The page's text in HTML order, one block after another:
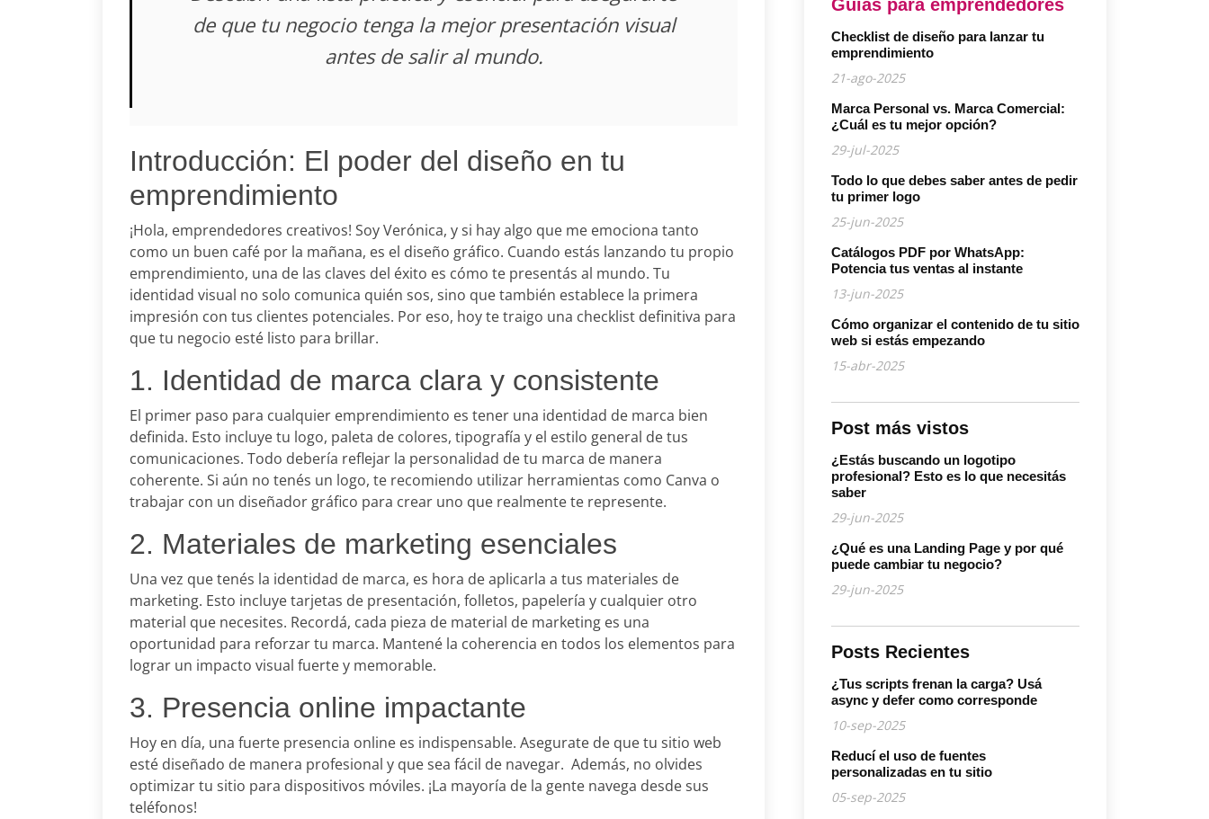
de que tu negocio tenga la mejor presentación visual
antes de salir al mundo.
Introducción: El poder del diseño en tu
emprendimiento
¡Hola, emprendedores creativos! Soy Verónica, y si hay algo que me emociona tanto
como un buen café por la mañana, es el diseño gráfico. Cuando estás lanzando tu propio
emprendimiento, una de las claves del éxito es cómo te presentás al mundo. Tu
identidad visual no solo comunica quién sos, sino que también establece la primera
impresión con tus clientes potenciales. Por eso, hoy te traigo una checklist definitiva para
que tu negocio esté listo para brillar.
1. Identidad de marca clara y consistente
El primer paso para cualquier emprendimiento es tener una identidad de marca bien
definida. Esto incluye tu logo, paleta de colores, tipografía y el estilo general de tus
comunicaciones. Todo debería reflejar la personalidad de tu marca de manera
coherente. Si aún no tenés un logo, te recomiendo utilizar herramientas como Canva o
trabajar con un diseñador gráfico para crear uno que realmente te represente.
2. Materiales de marketing esenciales
Una vez que tenés la identidad de marca, es hora de aplicarla a tus materiales de
marketing. Esto incluye tarjetas de presentación, folletos, papelería y cualquier otro
material que necesites. Recordá, cada pieza de material de marketing es una
oportunidad para reforzar tu marca. Mantené la coherencia en todos los elementos para
lograr un impacto visual fuerte y memorable.
3. Presencia online impactante
Hoy en día, una fuerte presencia online es indispensable. Asegurate de que tu sitio web
esté diseñado de manera profesional y que sea fácil de navegar. Además, no olvides
optimizar tu sitio para dispositivos móviles. ¡La mayoría de la gente navega desde sus
teléfonos!
Guías para emprendedores
Checklist de diseño para lanzar tu
emprendimiento
21-ago-2025
Marca Personal vs. Marca Comercial:
¿Cuál es tu mejor opción?
29-jul-2025
Todo lo que debes saber antes de pedir
tu primer logo
25-jun-2025
Catálogos PDF por WhatsApp:
Potencia tus ventas al instante
13-jun-2025
Cómo organizar el contenido de tu sitio
web si estás empezando
15-abr-2025
Post más vistos
¿Estás buscando un logotipo
profesional? Esto es lo que necesitás
saber
29-jun-2025
¿Qué es una Landing Page y por qué
puede cambiar tu negocio?
29-jun-2025
Posts Recientes
¿Tus scripts frenan la carga? Usá
async y defer como corresponde
10-sep-2025
Reducí el uso de fuentes
personalizadas en tu sitio
05-sep-2025